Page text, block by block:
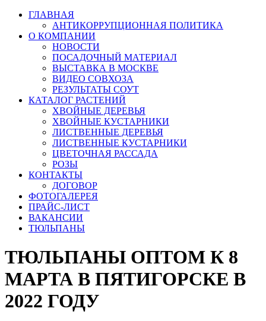
ГЛАВНАЯ
АНТИКОРРУПЦИОННАЯ ПОЛИТИКА
О КОМПАНИИ
НОВОСТИ
ПОСАДОЧНЫЙ МАТЕРИАЛ
ВЫСТАВКА В МОСКВЕ
ВИДЕО СОВХОЗА
РЕЗУЛЬТАТЫ СОУТ
КАТАЛОГ РАСТЕНИЙ
ХВОЙНЫЕ ДЕРЕВЬЯ
ХВОЙНЫЕ КУСТАРНИКИ
ЛИСТВЕННЫЕ ДЕРЕВЬЯ
ЛИСТВЕННЫЕ КУСТАРНИКИ
ЦВЕТОЧНАЯ РАССАДА
РОЗЫ
КОНТАКТЫ
ДОГОВОР
ФОТОГАЛЕРЕЯ
ПРАЙС-ЛИСТ
ВАКАНСИИ
ТЮЛЬПАНЫ
ТЮЛЬПАНЫ ОПТОМ К 8
МАРТА В ПЯТИГОРСКЕ В
2022 ГОДУ